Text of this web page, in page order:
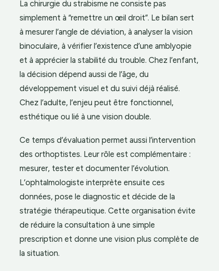
La chirurgie du strabisme ne consiste pas
simplement à “remettre un œil droit”. Le bilan sert
à mesurer l’angle de déviation, à analyser la vision
binoculaire, à vérifier l’existence d’une amblyopie
et à apprécier la stabilité du trouble. Chez l’enfant,
la décision dépend aussi de l’âge, du
développement visuel et du suivi déjà réalisé.
Chez l’adulte, l’enjeu peut être fonctionnel,
esthétique ou lié à une vision double.
Ce temps d’évaluation permet aussi l’intervention
des orthoptistes. Leur rôle est complémentaire :
mesurer, tester et documenter l’évolution.
L’ophtalmologiste interprète ensuite ces
données, pose le diagnostic et décide de la
stratégie thérapeutique. Cette organisation évite
de réduire la consultation à une simple
prescription et donne une vision plus complète de
la situation.